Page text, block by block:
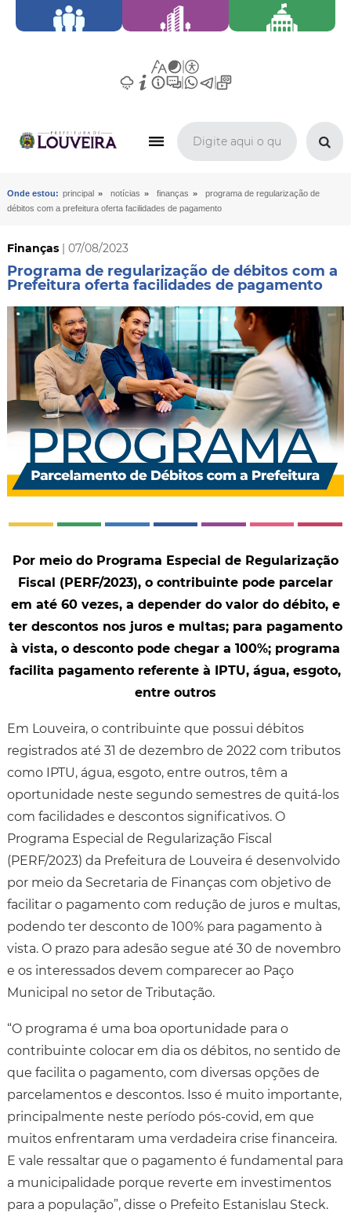
Onde estou: principal » notícias » finanças »
programa de regularização de
débitos com a prefeitura oferta facilidades de pagamento
Finanças| 07/08/2023
Programa de regularização de débitos com a
Prefeitura oferta facilidades de pagamento
Por meio do Programa Especial de Regularização
Fiscal (PERF/2023), o contribuinte pode parcelar
em até 60 vezes, a depender do valor do débito, e
ter descontos nos juros e multas; para pagamento
à vista, o desconto pode chegar a 100%; programa
facilita pagamento referente à IPTU, água, esgoto,
entre outros
Em Louveira, o contribuinte que possui débitos
registrados até 31 de dezembro de 2022 com tributos
como IPTU, água, esgoto, entre outros, têm a
oportunidade neste segundo semestres de quitá-los
com facilidades e descontos significativos. O
Programa Especial de Regularização Fiscal
(PERF/2023) da Prefeitura de Louveira é desenvolvido
por meio da Secretaria de Finanças com objetivo de
facilitar o pagamento com redução de juros e multas,
podendo ter desconto de 100% para pagamento à
vista. O prazo para adesão segue até 30 de novembro
e os interessados devem comparecer ao Paço
Municipal no setor de Tributação.
“O programa é uma boa oportunidade para o
contribuinte colocar em dia os débitos, no sentido de
que facilita o pagamento, com diversas opções de
parcelamentos e descontos. Isso é muito importante,
principalmente neste período pós-covid, em que
muitos enfrentaram uma verdadeira crise financeira.
E vale ressaltar que o pagamento é fundamental para
a municipalidade porque reverte em investimentos
para a população”, disse o Prefeito Estanislau Steck.